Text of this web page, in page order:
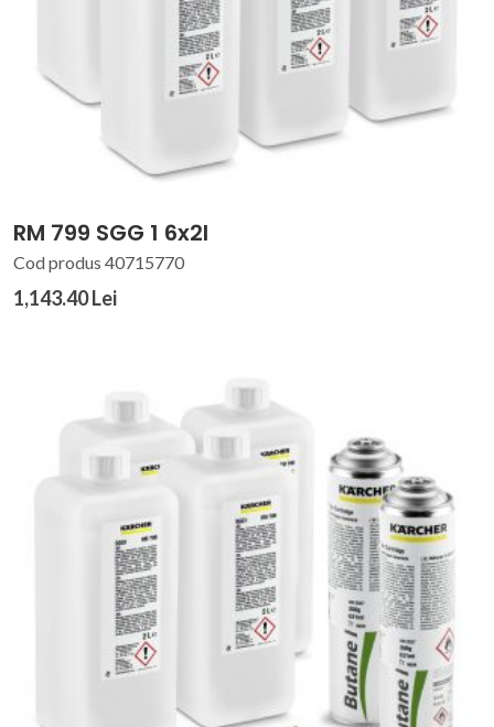
RM 799 SGG 1 6x2l
Cod produs 40715770
1,143.40 Lei